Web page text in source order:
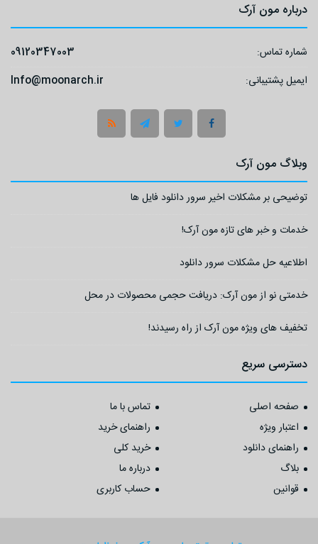
درباره مون آرک
شماره تماس:
09120347003
ایمیل پشتیبانی:
Info@moonarch.ir
وبلاگ مون آرک
توضیحی بر مشکلات اخیر سرور دانلود فایل ها
خدمات و خبر های تازه مون آرک!
اطلاعیه حل مشکلات سرور دانلود
خدمتی نو از مون آرک: دریافت حجمی محصولات در محل
تخفیف های ویژه مون آرک از راه رسیدند!
دسترسی سریع
صفحه اصلی
تماس با ما
اعتبار ویژه
راهنمای خرید
راهنمای دانلود
خرید کلی
بلاگ
درباره ما
قوانین
حساب کاربری